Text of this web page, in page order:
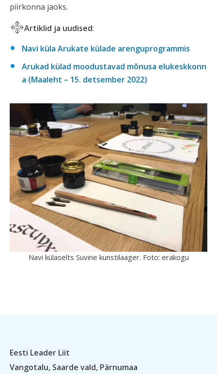
piirkonna jaoks.
Artiklid ja uudised:
Navi küla Arukate külade arenguprogrammis
Arukad külad moodustavad mõnusa elukeskkonn
a (Maaleht – 15. detsember 2022)
Navi külaselts Suvine kunstilaager. Foto: erakogu
Eesti Leader Liit
Vangotalu, Saarde vald, Pärnumaa